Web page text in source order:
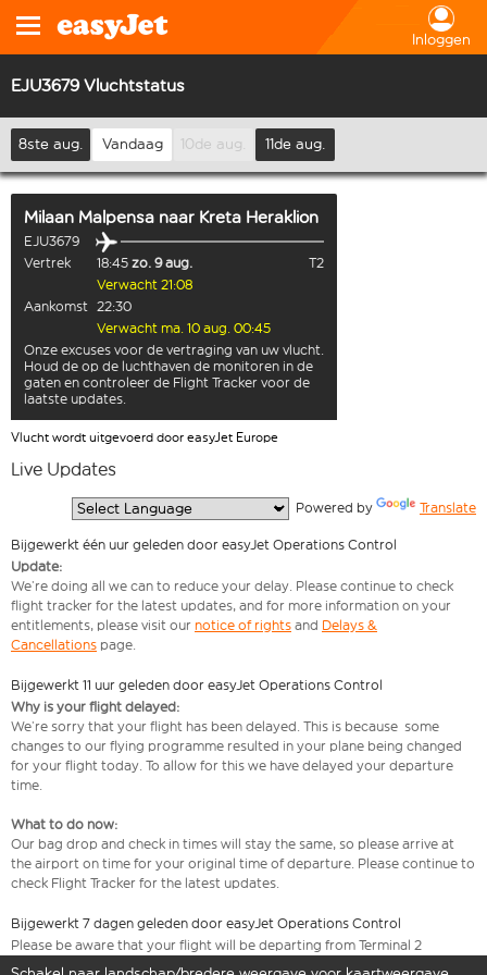
Inloggen
EJU3679 Vluchtstatus
8ste aug. Vandaag 10de aug. 11de aug.
Milaan Malpensa naar Kreta Heraklion
EJU3679
Vertrek
18:45 zo. 9 aug.
T2
Verwacht 21:08
Aankomst 22:30
Verwacht ma. 10 aug. 00:45
Onze excuses voor de vertraging van uw vlucht.
Houd de op de luchthaven de monitoren in de
gaten en controleer de Flight Tracker voor de
laatste updates.
Vlucht wordt uitgevoerd door easyJet Europe
Live Updates
Powered by Translate
Bijgewerkt één uur geleden door easyJet Operations Control
Update:
We’re doing all we can to reduce your delay. Please continue to check
flight tracker for the latest updates, and for more information on your
entitlements, please visit our notice of rights and Delays &
Cancellations page.
Bijgewerkt 11 uur geleden door easyJet Operations Control
Why is your flight delayed:
We’re sorry that your flight has been delayed. This is because some
changes to our flying programme resulted in your plane being changed
for your flight today. To allow for this we have delayed your departure
time.
What to do now:
Our bag drop and check in times will stay the same, so please arrive at
the airport on time for your original time of departure. Please continue to
check Flight Tracker for the latest updates.
Bijgewerkt 7 dagen geleden door easyJet Operations Control
Please be aware that your flight will be departing from Terminal 2